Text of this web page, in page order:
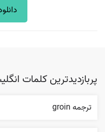
پربازدیدترین کلمات
ترجمه groin